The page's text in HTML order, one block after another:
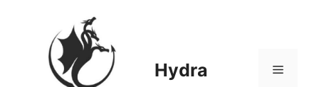
Hydra Menu